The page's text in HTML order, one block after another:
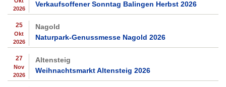
2026
Verkaufsoffener Sonntag Balingen Herbst 2026
25
Okt
2026
Nagold
Naturpark-Genussmesse Nagold 2026
27
Nov
2026
Altensteig
Weihnachtsmarkt Altensteig 2026